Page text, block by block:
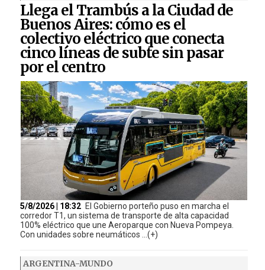
Llega el Trambús a la Ciudad de
Buenos Aires: cómo es el
colectivo eléctrico que conecta
cinco líneas de subte sin pasar
por el centro
5/8/2026 | 18:32 El Gobierno porteño puso en marcha el
corredor T1, un sistema de transporte de alta capacidad
100% eléctrico que une Aeroparque con Nueva Pompeya.
Con unidades sobre neumáticos ...(+)
ARGENTINA-MUNDO